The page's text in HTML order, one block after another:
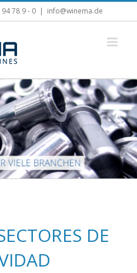
78 9 - 0 | info@winema.de
DE